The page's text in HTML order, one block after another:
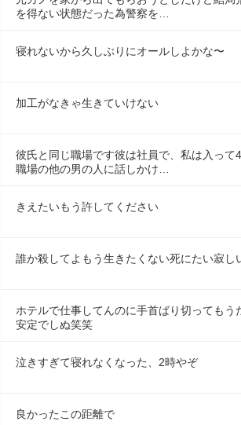
を得ない状態だった為警察を…
寝れないから久しぶりにオールしよかな〜
加工がなきゃ生きていけない
彼氏と同じ職場です彼は社員で、私は入って
職場の他の男の人に話しかけ…
きえたいもう許してください
誰か殺してよもう生きたくない死にたい寂し
ホテルで仕事してんのに手首ばり切ってもう
安定でしぬ笑笑
泣きすぎて寝れなくなった、2時やぞ
良かったこの距離で